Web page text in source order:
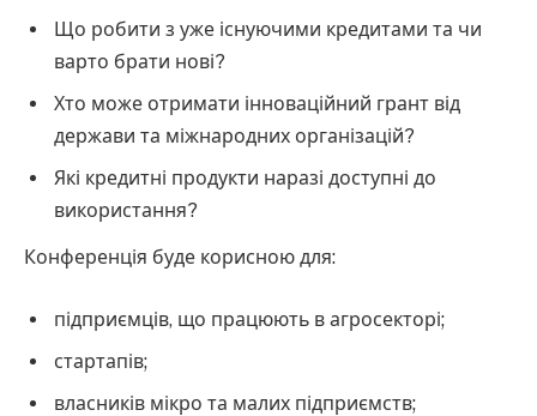
Що робити з уже існуючими кредитами та чи
варто брати нові?
Хто може отримати інноваційний грант від
держави та міжнародних організацій?
Які кредитні продукти наразі доступні до
використання?
Конференція буде корисною для:
підприємців, що працюють в агросекторі;
стартапів;
власників мікро та малих підприємств;